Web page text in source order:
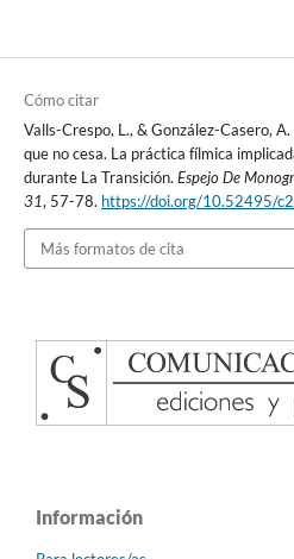
Cómo citar
Valls-Crespo, L., & González-Casero,
que no cesa. La práctica fílmica
durante La Transición. Espejo De
31, 57-78. https://doi.org/10.52495/
Más formatos de cita
Información